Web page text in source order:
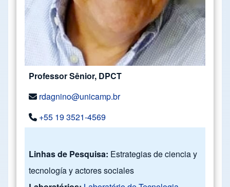
Professor Sênior, DPCT
rdagnino@unicamp.br
+55 19 3521-4569
Linhas de Pesquisa: Estrategias de ciencia y
tecnología y actores sociales